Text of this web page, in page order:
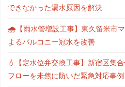
できなかった漏水原因を解決
🌧【雨水管増設工事】東久留米市
よるバルコニー冠水を改善
💧【定水位弁交換工事】新宿区集
フローを未然に防いだ緊急対応事例